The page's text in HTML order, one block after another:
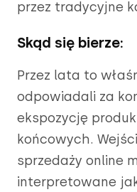
przez tradycyjne
Skąd się bierze:
Przez lata to
odpowiadali za
ekspozycję
końcowych.
sprzedaży online
interpretowane